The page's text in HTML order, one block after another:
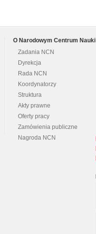
O Narodowym Centrum Nauki
Zadania NCN
Dyrekcja
Rada NCN
Koordynatorzy
Struktura
Akty prawne
Oferty pracy
Zamówienia publiczne
Nagroda NCN